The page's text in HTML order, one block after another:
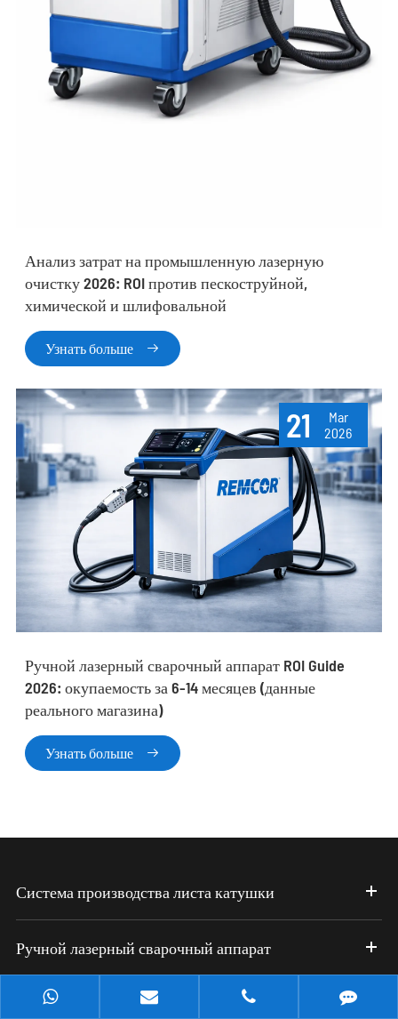
Анализ затрат на промышленную лазерную
очистку 2026: ROI против пескоструйной,
химической и шлифовальной
Узнать больше 
21
Mar
2026
Ручной лазерный сварочный аппарат ROI Guide
2026: окупаемость за 6-14 месяцев (данные
реального магазина)
Узнать больше 
Система производства листа катушки
Ручной лазерный сварочный аппарат
Станок лазерной резки с ЧПУ